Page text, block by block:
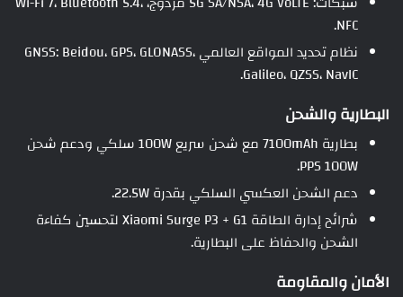
NFC.
نظام تحديد المواقع العالمي GNSS: Beidou، GPS، GLONASS،
Galileo، QZSS، NavIC.
البطارية والشحن
بطارية 7100mAh مع شحن سريع 100W سلكي ودعم شحن
PPS 100W.
دعم الشحن العكسي السلكي بقدرة 22.5W.
شرائح إدارة الطاقة Xiaomi Surge P3 + G1 لتحسين كفاءة
الشحن والحفاظ على البطارية.
الأمان والمقاومة